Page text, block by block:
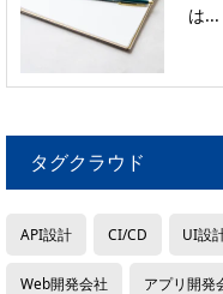
は...
タグクラウド
API設計 CI/CD UI設
Web開発会社 アプリ開発